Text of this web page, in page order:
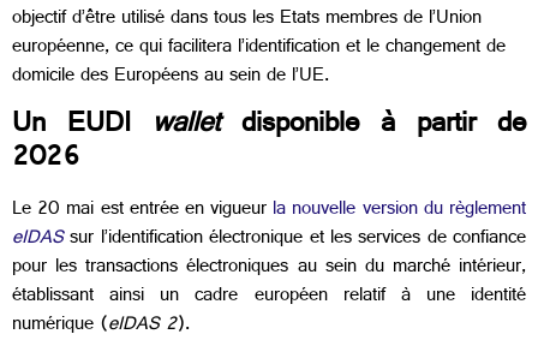
objectif d’être utilisé dans tous les Etats membres de l’Union
européenne, ce qui facilitera l’identification et le changement de
domicile des Européens au sein de l’UE.
Un EUDI wallet disponible à partir de
2026
Le 20 mai est entrée en vigueurla nouvelle version du règlement
eIDASsur l’identification électronique et les services de confiance
pour les transactions électroniques au sein du marché intérieur,
établissant ainsi un cadre européen relatif à une identité
numérique (eIDAS 2).